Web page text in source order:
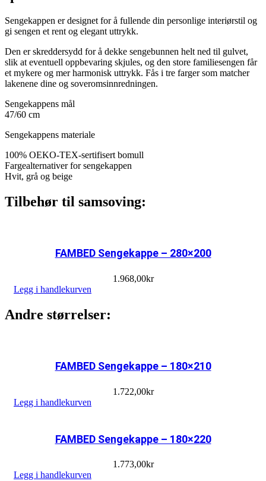
Sengekappen er designet for å fullende din personlige interiørstil og
gi sengen et rent og elegant uttrykk.
Den er skreddersydd for å dekke sengebunnen helt ned til gulvet,
slik at eventuell oppbevaring skjules, og den store familiesengen får
et mykere og mer harmonisk uttrykk. Fås i tre farger som matcher
lakenene dine og soveromsinnredningen.
Sengekappens mål
47/60 cm
Sengekappens materiale
100% OEKO-TEX-sertifisert bomull
Fargealternativer for sengekappen
Hvit, grå og beige
Tilbehør til samsoving:
FAMBED Sengekappe – 280×200
1.968,00kr
Legg i handlekurven
Andre størrelser:
FAMBED Sengekappe – 180×210
1.722,00kr
Legg i handlekurven
FAMBED Sengekappe – 180×220
1.773,00kr
Legg i handlekurven